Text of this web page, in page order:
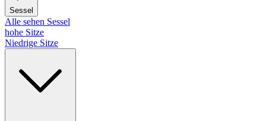
Sessel
Alle sehen Sessel
hohe Sitze
Niedrige Sitze